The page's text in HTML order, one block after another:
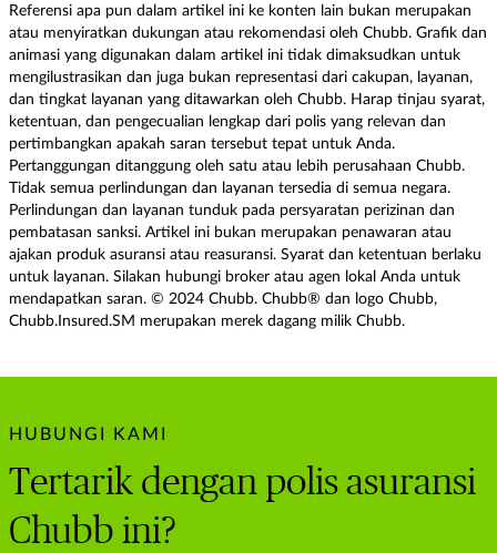
Referensi apa pun dalam artikel ini ke konten lain bukan merupakan
atau menyiratkan dukungan atau rekomendasi oleh Chubb. Grafik dan
animasi yang digunakan dalam artikel ini tidak dimaksudkan untuk
mengilustrasikan dan juga bukan representasi dari cakupan, layanan,
dan tingkat layanan yang ditawarkan oleh Chubb. Harap tinjau syarat,
ketentuan, dan pengecualian lengkap dari polis yang relevan dan
pertimbangkan apakah saran tersebut tepat untuk Anda.
Pertanggungan ditanggung oleh satu atau lebih perusahaan Chubb.
Tidak semua perlindungan dan layanan tersedia di semua negara.
Perlindungan dan layanan tunduk pada persyaratan perizinan dan
pembatasan sanksi. Artikel ini bukan merupakan penawaran atau
ajakan produk asuransi atau reasuransi. Syarat dan ketentuan berlaku
untuk layanan. Silakan hubungi broker atau agen lokal Anda untuk
mendapatkan saran. © 2024 Chubb. Chubb® dan logo Chubb,
Chubb.Insured.SM merupakan merek dagang milik Chubb.
HUBUNGI KAMI
Tertarik dengan polis asuransi
Chubb ini?